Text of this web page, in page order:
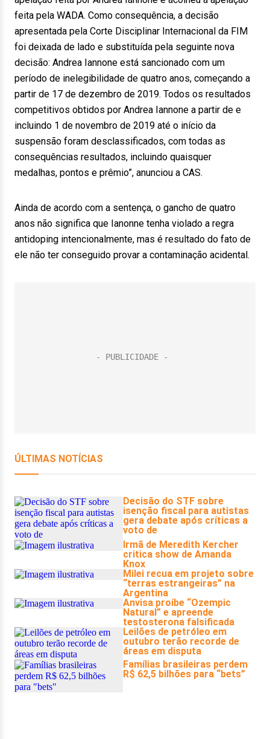
feita pela WADA. Como consequência, a decisão
apresentada pela Corte Disciplinar Internacional da FIM
foi deixada de lado e substituída pela seguinte nova
decisão: Andrea Iannone está sancionado com um
período de inelegibilidade de quatro anos, começando a
partir de 17 de dezembro de 2019. Todos os resultados
competitivos obtidos por Andrea Iannone a partir de e
incluindo 1 de novembro de 2019 até o início da
suspensão foram desclassificados, com todas as
consequências resultados, incluindo quaisquer
medalhas, pontos e prêmio”, anunciou a CAS.
Ainda de acordo com a sentença, o gancho de quatro
anos não significa que Ianonne tenha violado a regra
antidoping intencionalmente, mas é resultado do fato de
ele não ter conseguido provar a contaminação acidental.